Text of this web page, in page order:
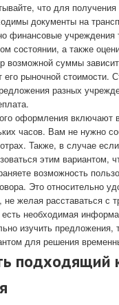
что для
документы на
финансовые
состоянии, а также
возможной суммы
его рыночной стоимости.
разных
оформления включают
часов. Вам не нужно
Также, в случае
этим вариантом,
возможность
Это относительно
желая расставаться с
необходимая
изучить
для решения
подходящий